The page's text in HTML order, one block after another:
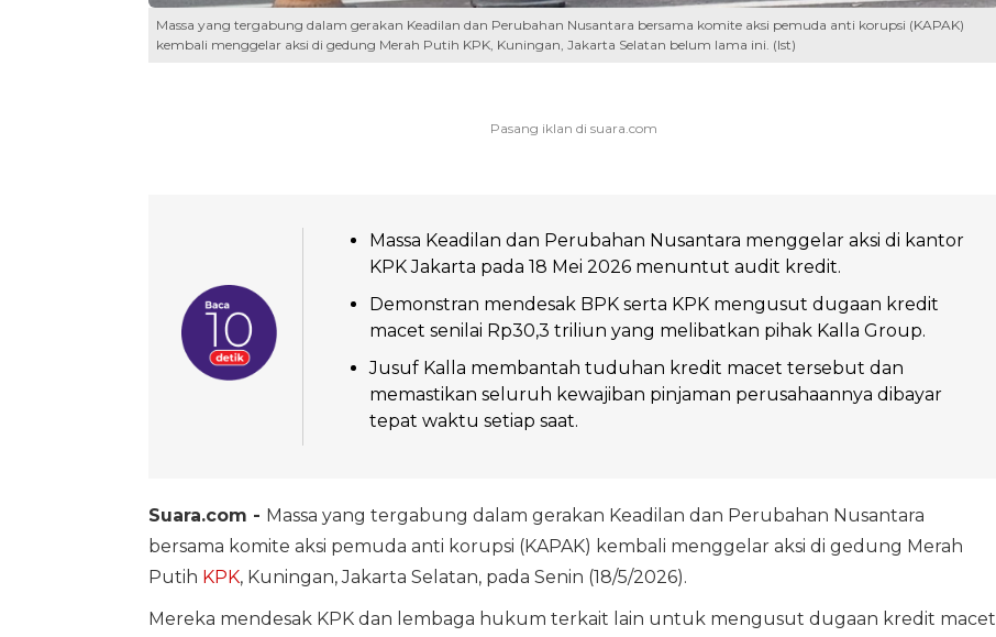
Massa yang tergabung dalam gerakan Keadilan dan Perubahan Nusantara bersama komite aksi pemuda anti korupsi (KAPAK)
kembali menggelar aksi di gedung Merah Putih KPK, Kuningan, Jakarta Selatan belum lama ini. (Ist)
Massa Keadilan dan Perubahan Nusantara menggelar aksi di kantor
KPK Jakarta pada 18 Mei 2026 menuntut audit kredit.
Demonstran mendesak BPK serta KPK mengusut dugaan kredit
macet senilai Rp30,3 triliun yang melibatkan pihak Kalla Group.
Jusuf Kalla membantah tuduhan kredit macet tersebut dan
memastikan seluruh kewajiban pinjaman perusahaannya dibayar
tepat waktu setiap saat.
Suara.com - Massa yang tergabung dalam gerakan Keadilan dan Perubahan Nusantara
bersama komite aksi pemuda anti korupsi (KAPAK) kembali menggelar aksi di gedung Merah
Putih KPK, Kuningan, Jakarta Selatan, pada Senin (18/5/2026).
Mereka mendesak KPK dan lembaga hukum terkait lain untuk mengusut dugaan kredit macet